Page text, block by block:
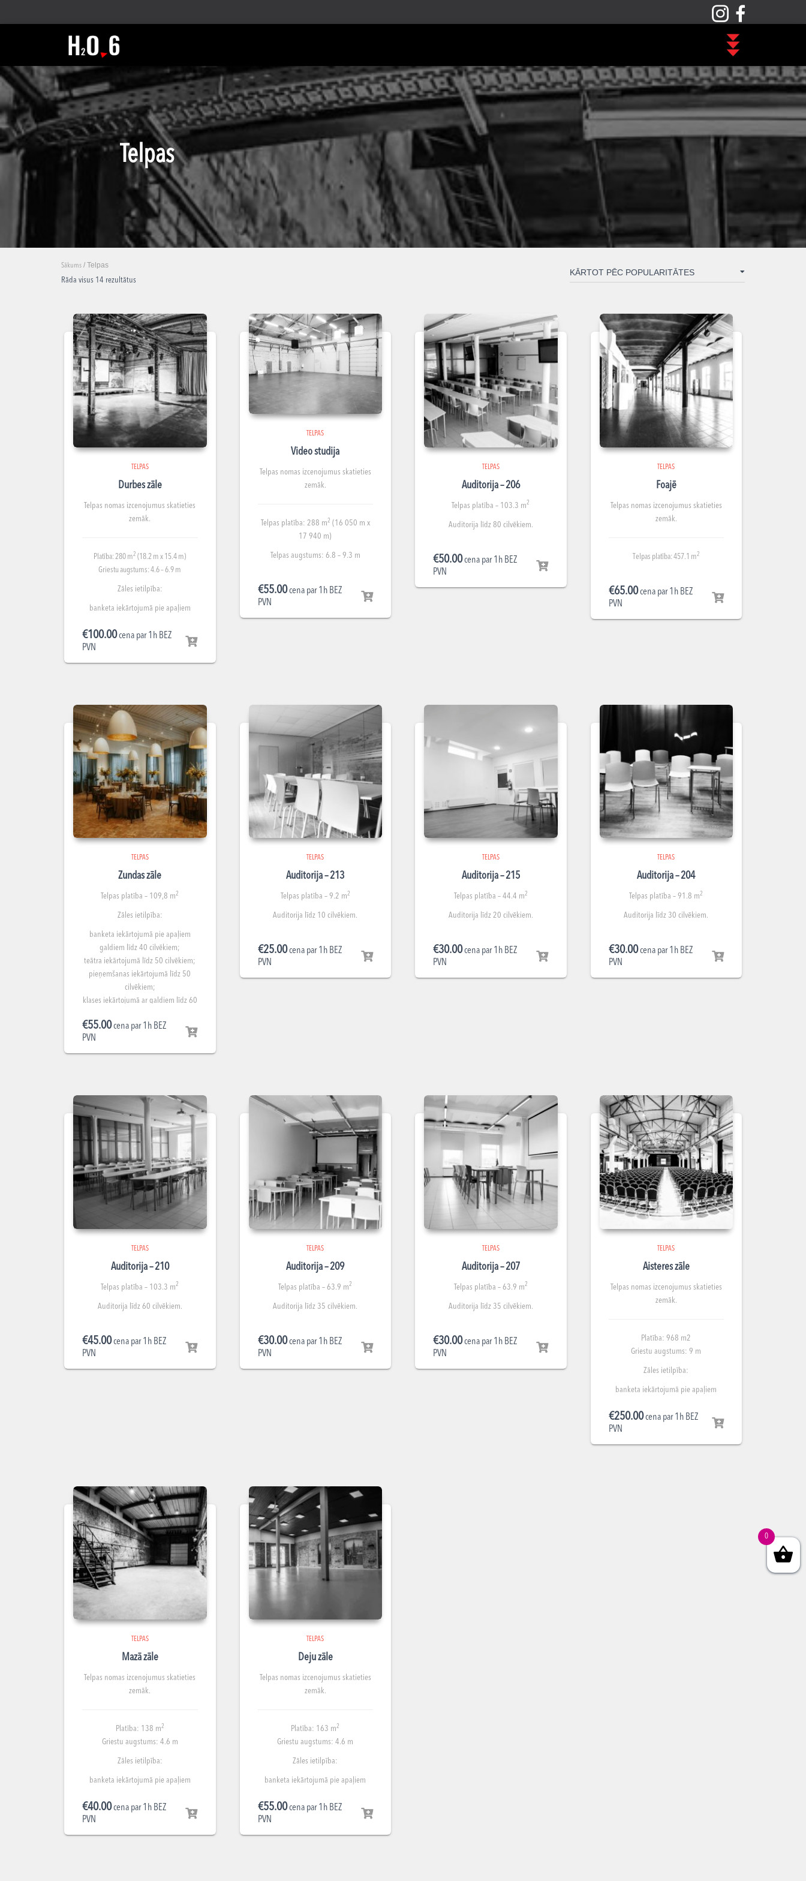
Telpas
Sākums / Telpas
Rāda visus 14 rezultātus
TELPAS
Durbes zāle
Telpas nomas izcenojumus skatieties
zemāk.
Platība: 280 m2 (18.2 m x 15.4 m)
Griestu augstums: 4.6 – 6.9 m
Zāles ietilpība:
banketa iekārtojumā pie apaļiem
teātra iekārtojumā līdz 200
€100.00cena par 1h BEZ
PVN
TELPAS
Video studija
Telpas nomas izcenojumus skatieties
zemāk.
Telpas platība: 288 m2 (16 050 m x
17 940 m)
Telpas augstums: 6.8 – 9.3 m
€55.00cena par 1h BEZ
PVN
TELPAS
Auditorija – 206
Telpas platība – 103.3 m2
Auditorija līdz 80 cilvēkiem.
€50.00cena par 1h BEZ
PVN
TELPAS
Foajē
Telpas nomas izcenojumus skatieties
zemāk.
Telpas platība: 457.1 m2
€65.00cena par 1h BEZ
PVN
TELPAS
Zundas zāle
Telpas platība – 109,8 m2
Zāles ietilpība:
banketa iekārtojumā pie apaļiem
galdiem līdz 40 cilvēkiem;
teātra iekārtojumā līdz 50 cilvēkiem;
pieņemšanas iekārtojumā līdz 50
cilvēkiem;
klases iekārtojumā ar galdiem līdz 60
€55.00cena par 1h BEZ
PVN
TELPAS
Auditorija – 213
Telpas platība – 9.2 m2
Auditorija līdz 10 cilvēkiem.
€25.00cena par 1h BEZ
PVN
TELPAS
Auditorija – 215
Telpas platība – 44.4 m2
Auditorija līdz 20 cilvēkiem.
€30.00cena par 1h BEZ
PVN
TELPAS
Auditorija – 204
Telpas platība – 91.8 m2
Auditorija līdz 30 cilvēkiem.
€30.00cena par 1h BEZ
PVN
TELPAS
Auditorija – 210
Telpas platība – 103.3 m2
Auditorija līdz 60 cilvēkiem.
€45.00cena par 1h BEZ
PVN
TELPAS
Auditorija – 209
Telpas platība – 63.9 m2
Auditorija līdz 35 cilvēkiem.
€30.00cena par 1h BEZ
PVN
TELPAS
Auditorija – 207
Telpas platība – 63.9 m2
Auditorija līdz 35 cilvēkiem.
€30.00cena par 1h BEZ
PVN
TELPAS
Aisteres zāle
Telpas nomas izcenojumus skatieties
zemāk.
Platība: 968 m2
Griestu augstums: 9 m
Zāles ietilpība:
banketa iekārtojumā pie apaļiem
teātra iekārtojumā līdz 650
€250.00cena par 1h BEZ
PVN
TELPAS
Mazā zāle
Telpas nomas izcenojumus skatieties
zemāk.
Platība: 138 m2
Griestu augstums: 4.6 m
Zāles ietilpība:
banketa iekārtojumā pie apaļiem
teātra iekārtojumā līdz 80 cilvēkiem;
pieņemšanas iekārtojumā līdz 80
cilvēkiem;
€40.00cena par 1h BEZ
PVN
TELPAS
Deju zāle
Telpas nomas izcenojumus skatieties
zemāk.
Platība: 163 m2
Griestu augstums: 4.6 m
Zāles ietilpība:
banketa iekārtojumā pie apaļiem
teātra iekārtojumā līdz 120
pieņemšanas iekārtojumā līdz 120
€55.00cena par 1h BEZ
PVN
0